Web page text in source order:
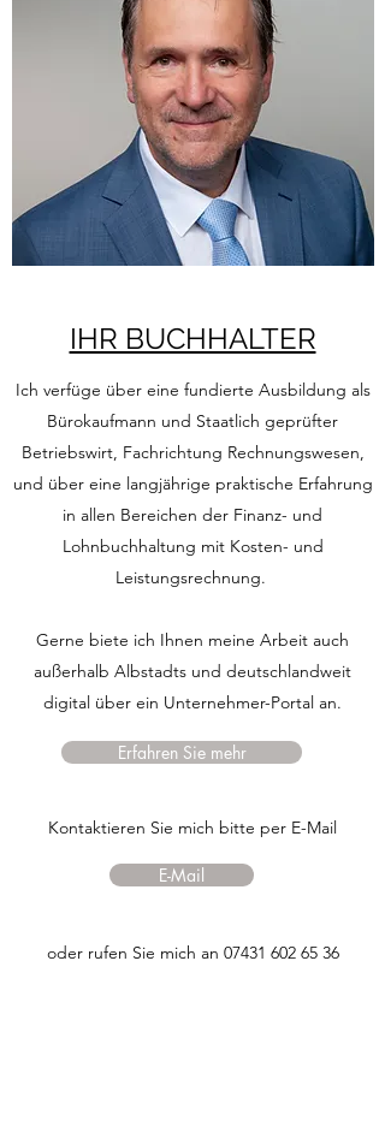
IHR BUCHHALTER
Ich verfüge über eine fundierte Ausbildung als
​Bürokaufmann und Staatlich geprüfter
Betriebswirt, Fachrichtung Rechnungswesen,
und über eine langjährige praktische Erfahrung
in allen Bereichen der Finanz- und
Lohnbuchhaltung mit Kosten- und
Leistungsrechnung.
Gerne biete ich Ihnen meine Arbeit auch
außerhalb Albstadts und deutschlandweit
digital über ein Unternehmer-Portal an.
​​​​​Kontaktieren Sie mich bitte per E-Mail
oder rufen Sie mich an 07431 602 65 36
E-Mail
Erfahren Sie mehr